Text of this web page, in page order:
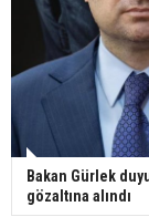
Bakan Gürlek
gözaltına alındı